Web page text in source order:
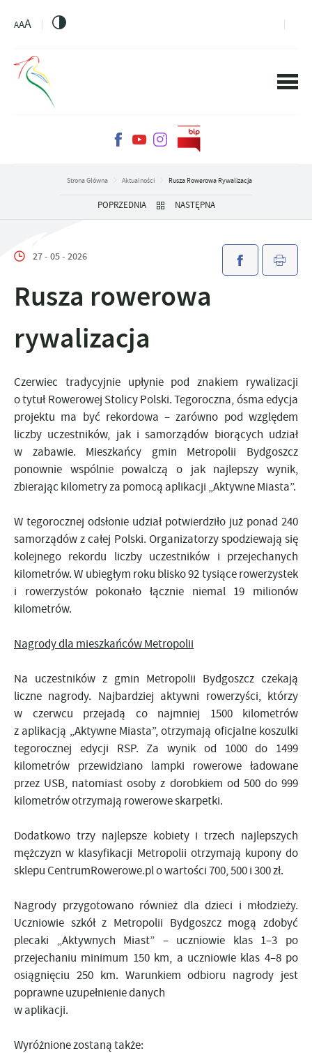
AAA
Strona Główna Aktualności Rusza Rowerowa Rywalizacja
POPRZEDNIA NASTĘPNA
27 - 05 - 2026
Rusza rowerowa
rywalizacja
Czerwiec tradycyjnie upłynie pod znakiem rywalizacji
o tytuł Rowerowej Stolicy Polski. Tegoroczna, ósma edycja
projektu ma być rekordowa – zarówno pod względem
liczby uczestników, jak i samorządów biorących udział
w zabawie. Mieszkańcy gmin Metropolii Bydgoszcz
ponownie wspólnie powalczą o jak najlepszy wynik,
zbierając kilometry za pomocą aplikacji „Aktywne Miasta”.
W tegorocznej odsłonie udział potwierdziło już ponad 240
samorządów z całej Polski. Organizatorzy spodziewają się
kolejnego rekordu liczby uczestników i przejechanych
kilometrów. W ubiegłym roku blisko 92 tysiące rowerzystek
i rowerzystów pokonało łącznie niemal 19 milionów
kilometrów.
Nagrody dla mieszkańców Metropolii
Na uczestników z gmin Metropolii Bydgoszcz czekają
liczne nagrody. Najbardziej aktywni rowerzyści, którzy
w czerwcu przejadą co najmniej 1500 kilometrów
z aplikacją „Aktywne Miasta”, otrzymają oficjalne koszulki
tegorocznej edycji RSP. Za wynik od 1000 do 1499
kilometrów przewidziano lampki rowerowe ładowane
przez USB, natomiast osoby z dorobkiem od 500 do 999
kilometrów otrzymają rowerowe skarpetki.
Dodatkowo trzy najlepsze kobiety i trzech najlepszych
mężczyzn w klasyfikacji Metropolii otrzymają kupony do
sklepu CentrumRowerowe.pl o wartości 700, 500 i 300 zł.
Nagrody przygotowano również dla dzieci i młodzieży.
Uczniowie szkół z Metropolii Bydgoszcz mogą zdobyć
plecaki „Aktywnych Miast” – uczniowie klas 1–3 po
przejechaniu minimum 150 km, a uczniowie klas 4–8 po
osiągnięciu 250 km. Warunkiem odbioru nagrody jest
poprawne uzupełnienie danych
w aplikacji.
Wyróżnione zostaną także: